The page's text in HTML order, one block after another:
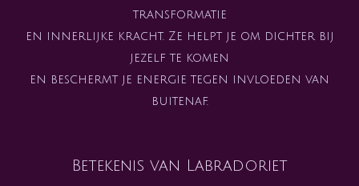
transformatie
en innerlijke kracht. Ze helpt je om dichter bij
jezelf te komen
en beschermt je energie tegen invloeden van
buitenaf.
Betekenis van Labradoriet